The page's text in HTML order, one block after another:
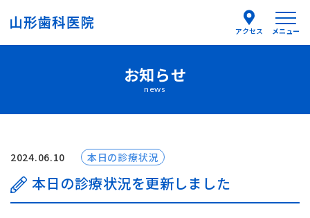
アクセス メニュー
医師紹介
はじめての方へ
診療案内
お知らせ
news
2024.06.10 本日の診療状況
本日の診療状況を更新しました